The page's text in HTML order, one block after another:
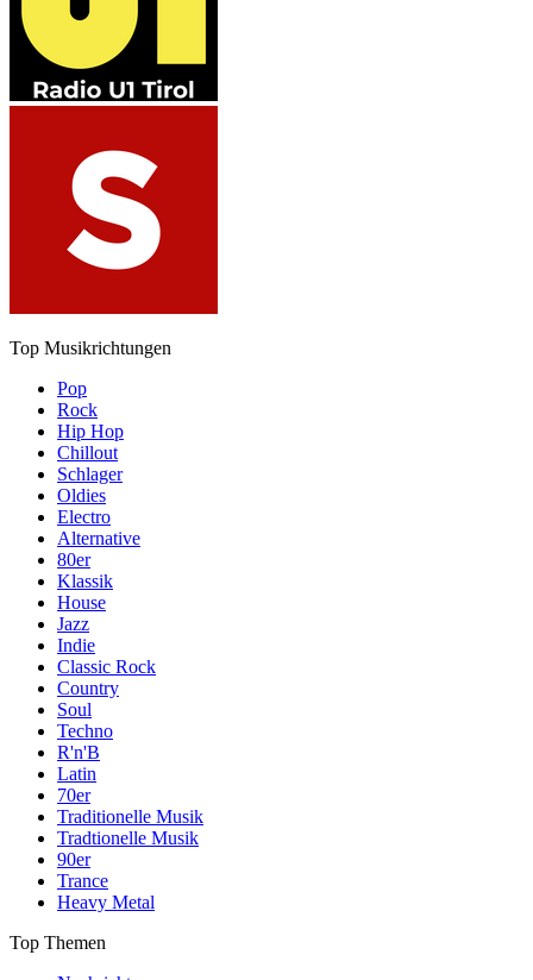
Top Musikrichtungen
Pop
Rock
Hip Hop
Chillout
Schlager
Oldies
Electro
Alternative
80er
Klassik
House
Jazz
Indie
Classic Rock
Country
Soul
Techno
R'n'B
Latin
70er
Traditionelle Musik
Tradtionelle Musik
90er
Trance
Heavy Metal
Top Themen